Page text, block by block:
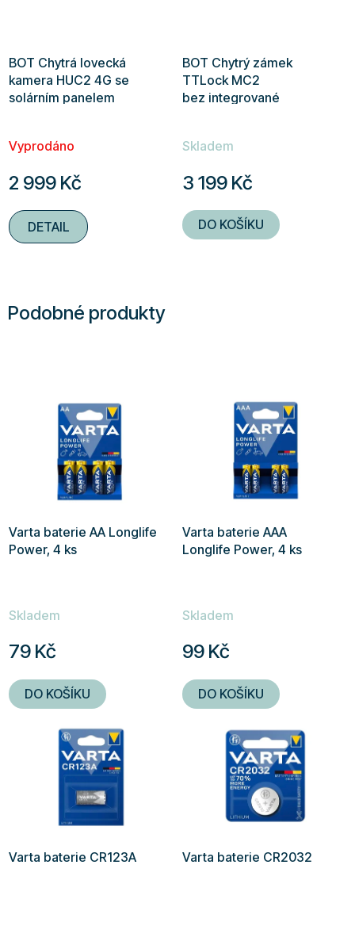
BOT Chytrá lovecká
kamera HUC2 4G se
solárním panelem
Vyprodáno
2 999 Kč
DETAIL
BOT Chytrý zámek
TTLock MC2
bez integrované
Skladem
3 199 Kč
DO KOŠÍKU
Podobné produkty
Varta baterie AA Longlife
Power, 4 ks
Skladem
79 Kč
DO KOŠÍKU
Varta baterie AAA
Longlife Power, 4 ks
Skladem
99 Kč
DO KOŠÍKU
Varta baterie CR123A Varta baterie CR2032